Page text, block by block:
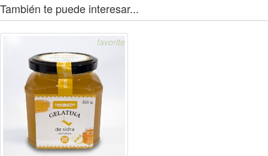
También te puede interesar...
favorite